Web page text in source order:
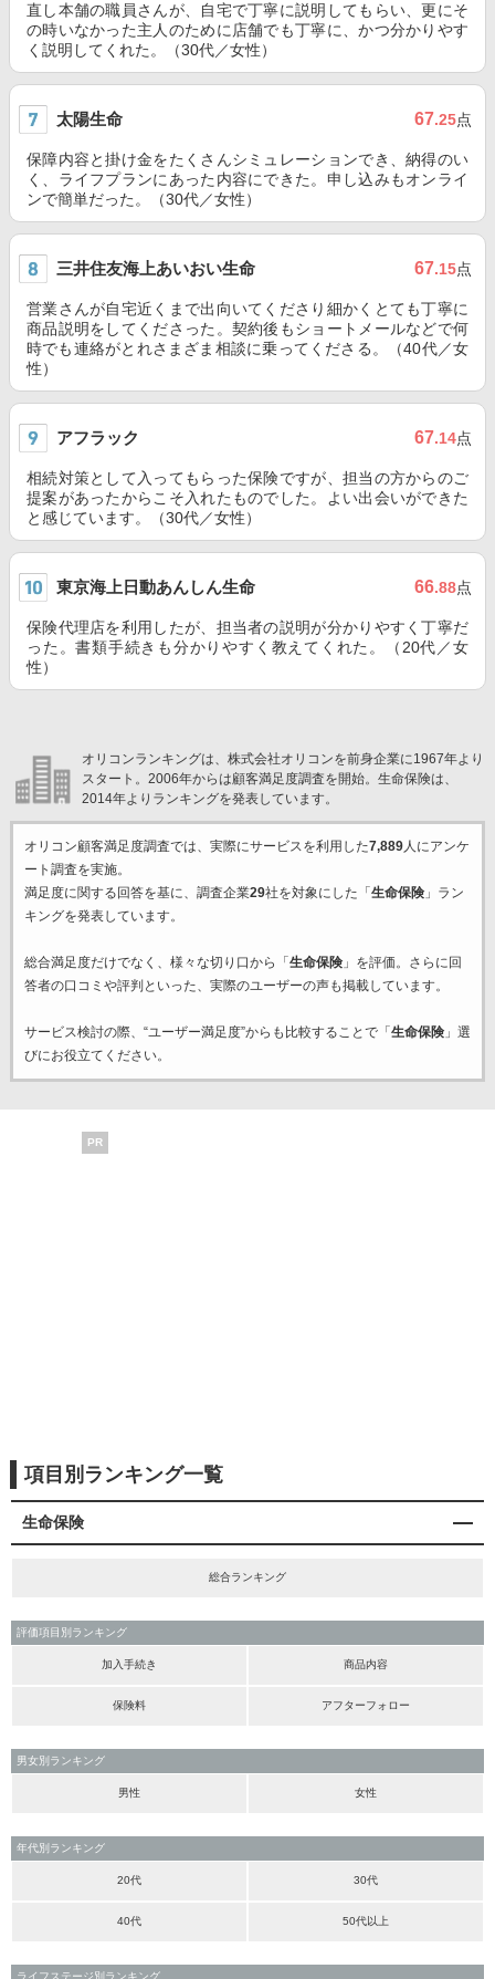
直し本舗の職員さんが、自宅で丁寧に説明してもらい、更にそ
の時いなかった主人のために店舗でも丁寧に、かつ分かりやす
く説明してくれた。（30代／女性）
太陽生命 67.25点
保障内容と掛け金をたくさんシミュレーションでき、納得のい
く、ライフプランにあった内容にできた。申し込みもオンライ
ンで簡単だった。（30代／女性）
三井住友海上あいおい生命 67.15点
営業さんが自宅近くまで出向いてくださり細かくとても丁寧に
商品説明をしてくださった。契約後もショートメールなどで何
時でも連絡がとれさまざま相談に乗ってくださる。（40代／女
性）
アフラック 67.14点
相続対策として入ってもらった保険ですが、担当の方からのご
提案があったからこそ入れたものでした。よい出会いができた
と感じています。（30代／女性）
東京海上日動あんしん生命 66.88点
保険代理店を利用したが、担当者の説明が分かりやすく丁寧だ
った。書類手続きも分かりやすく教えてくれた。（20代／女
性）
オリコンランキングは、株式会社オリコンを前身企業に1967年より
スタート。2006年からは顧客満足度調査を開始。生命保険は、
2014年よりランキングを発表しています。
オリコン顧客満足度調査では、実際にサービスを利用した7,889人にアンケ
ート調査を実施。
満足度に関する回答を基に、調査企業29社を対象にした「 生命保険」ラン
キングを発表しています。
総合満足度だけでなく、様々な切り口から「 生命保険」を評価。さらに回
答者の口コミや評判といった、実際のユーザーの声も掲載しています。
サービス検討の際、“ユーザー満足度”からも比較することで「 生命保険」選
びにお役立てください。
PR
項目別ランキング一覧
生命保険
総合ランキング
評価項目別ランキング
加入手続き 商品内容
保険料 アフターフォロー
男女別ランキング
男性 女性
年代別ランキング
20代 30代
40代 50代以上
ライフステージ別ランキング